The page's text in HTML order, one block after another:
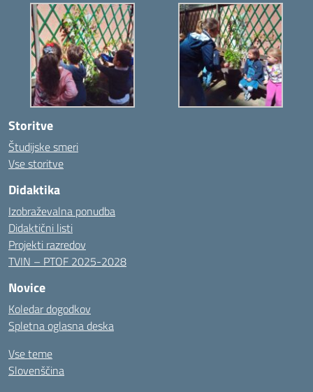
Storitve
Študijske smeri
Vse storitve
Didaktika
Izobraževalna ponudba
Didaktični listi
Projekti razredov
TVIN – PTOF 2025-2028
Novice
Koledar dogodkov
Spletna oglasna deska
Vse teme
Slovenščina